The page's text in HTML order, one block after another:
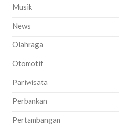
Musik
News
Olahraga
Otomotif
Pariwisata
Perbankan
Pertambangan